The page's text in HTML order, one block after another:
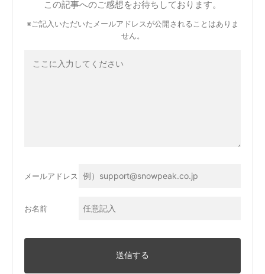
この記事へのご感想をお待ちしております。
※ご記入いただいたメールアドレスが公開されることはありま
せん。
メールアドレス
お名前